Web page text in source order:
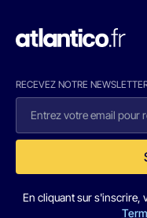
RECEVEZ NOTRE
En cliquant sur s'inscrire,